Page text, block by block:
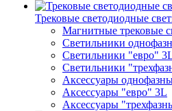
Трековые светодиодные
Магнитные трековые
Светильники
Светильники "евро"
Светильники
Аксессуары
Аксессуары "евро" 3L
Аксессуары